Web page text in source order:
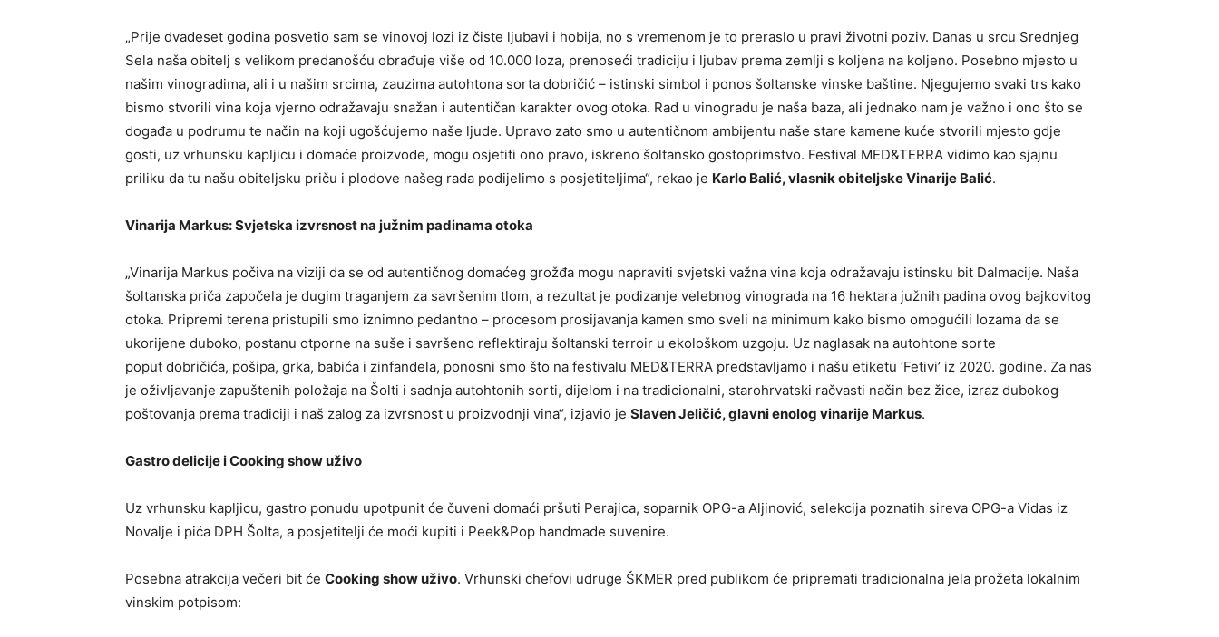
„Prije dvadeset godina posvetio sam se vinovoj lozi iz čiste ljubavi i hobija, no s vremenom je to preraslo u pravi životni poziv. Danas u srcu Srednjeg
Sela naša obitelj s velikom predanošću obrađuje više od 10.000 loza, prenoseći tradiciju i ljubav prema zemlji s koljena na koljeno. Posebno mjesto u
našim vinogradima, ali i u našim srcima, zauzima autohtona sorta dobričić – istinski simbol i ponos šoltanske vinske baštine. Njegujemo svaki trs kako
bismo stvorili vina koja vjerno odražavaju snažan i autentičan karakter ovog otoka. Rad u vinogradu je naša baza, ali jednako nam je važno i ono što se
događa u podrumu te način na koji ugošćujemo naše ljude. Upravo zato smo u autentičnom ambijentu naše stare kamene kuće stvorili mjesto gdje
gosti, uz vrhunsku kapljicu i domaće proizvode, mogu osjetiti ono pravo, iskreno šoltansko gostoprimstvo. Festival MED&TERRA vidimo kao sjajnu
priliku da tu našu obiteljsku priču i plodove našeg rada podijelimo s posjetiteljima“, rekao je Karlo Balić, vlasnik obiteljske Vinarije Balić.
Vinarija Markus: Svjetska izvrsnost na južnim padinama otoka
„Vinarija Markus počiva na viziji da se od autentičnog domaćeg grožđa mogu napraviti svjetski važna vina koja odražavaju istinsku bit Dalmacije. Naša
šoltanska priča započela je dugim traganjem za savršenim tlom, a rezultat je podizanje velebnog vinograda na 16 hektara južnih padina ovog bajkovitog
otoka. Pripremi terena pristupili smo iznimno pedantno – procesom prosijavanja kamen smo sveli na minimum kako bismo omogućili lozama da se
ukorijene duboko, postanu otporne na suše i savršeno reflektiraju šoltanski terroir u ekološkom uzgoju. Uz naglasak na autohtone sorte
poput dobričića, pošipa, grka, babića i zinfandela, ponosni smo što na festivalu MED&TERRA predstavljamo i našu etiketu ‘Fetivi’ iz 2020. godine. Za nas
je oživljavanje zapuštenih položaja na Šolti i sadnja autohtonih sorti, dijelom i na tradicionalni, starohrvatski račvasti način bez žice, izraz dubokog
poštovanja prema tradiciji i naš zalog za izvrsnost u proizvodnji vina“, izjavio je Slaven Jeličić, glavni enolog vinarije Markus.
Gastro delicije i Cooking show uživo
Uz vrhunsku kapljicu, gastro ponudu upotpunit će čuveni domaći pršuti Perajica, soparnik OPG-a Aljinović, selekcija poznatih sireva OPG-a Vidas iz
Novalje i pića DPH Šolta, a posjetitelji će moći kupiti i Peek&Pop handmade suvenire.
Posebna atrakcija večeri bit će Cooking show uživo. Vrhunski chefovi udruge ŠKMER pred publikom će pripremati tradicionalna jela prožeta lokalnim
vinskim potpisom: